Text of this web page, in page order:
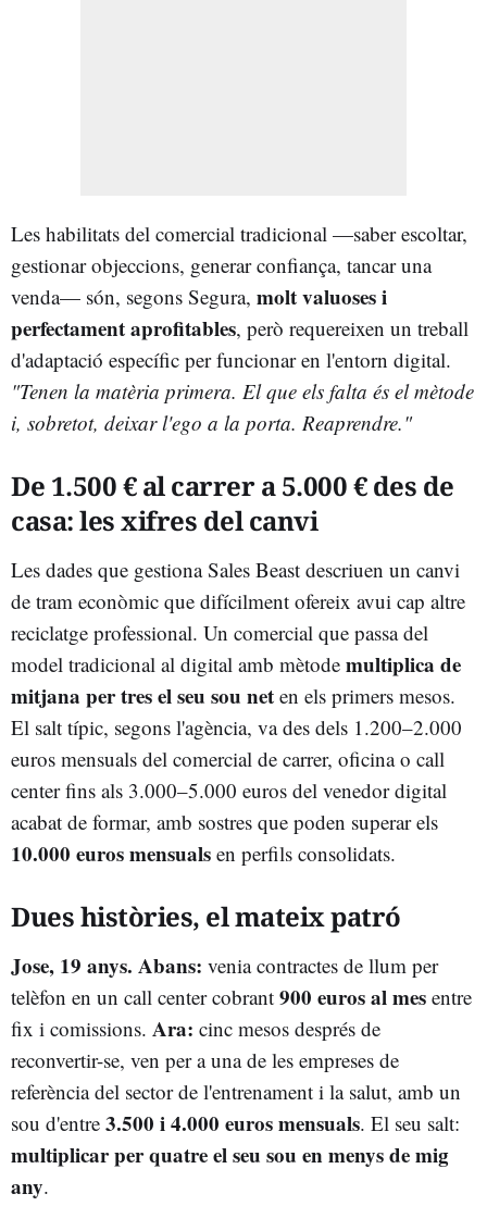
Les habilitats del comercial tradicional —saber escoltar,
gestionar objeccions, generar confiança, tancar una
venda— són, segons Segura, molt valuoses i
perfectament aprofitables, però requereixen un treball
d'adaptació específic per funcionar en l'entorn digital.
"Tenen la matèria primera. El que els falta és el mètode
i, sobretot, deixar l'ego a la porta. Reaprendre."
De 1.500 € al carrer a 5.000 € des de
casa: les xifres del canvi
Les dades que gestiona Sales Beast descriuen un canvi
de tram econòmic que difícilment ofereix avui cap altre
reciclatge professional. Un comercial que passa del
model tradicional al digital amb mètode multiplica de
mitjana per tres el seu sou net en els primers mesos.
El salt típic, segons l'agència, va des dels 1.200–2.000
euros mensuals del comercial de carrer, oficina o call
center fins als 3.000–5.000 euros del venedor digital
acabat de formar, amb sostres que poden superar els
10.000 euros mensuals en perfils consolidats.
Dues històries, el mateix patró
Jose, 19 anys. Abans: venia contractes de llum per
telèfon en un call center cobrant 900 euros al mes entre
fix i comissions. Ara: cinc mesos després de
reconvertir-se, ven per a una de les empreses de
referència del sector de l'entrenament i la salut, amb un
sou d'entre 3.500 i 4.000 euros mensuals. El seu salt:
multiplicar per quatre el seu sou en menys de mig
any.